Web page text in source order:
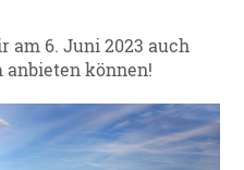
am 6. Juni 2023 auch
können!